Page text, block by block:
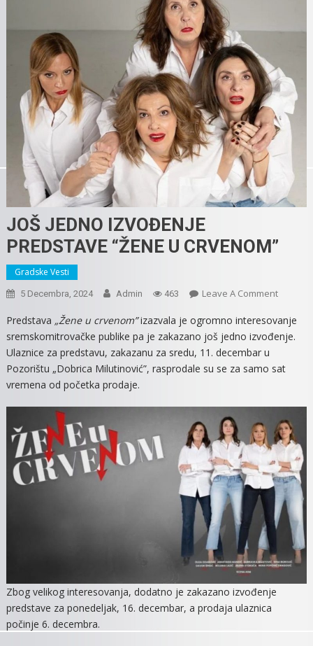
JOŠ JEDNO IZVOĐENJE
PREDSTAVE “ŽENE U CRVENOM”
Gradske Vesti
5 Decembra, 2024 Admin 463 Leave A CommentOn
JEDNO
“ŽENE
Predstava „Žene u crvenom”izazvala je ogromno interesovanje
sremskomitrovačke publike pa je zakazano još jedno izvođenje.
Ulaznice za predstavu, zakazanu za sredu, 11. decembar u
Pozorištu „Dobrica Milutinović”, rasprodale su se za samo sat
vremena od početka prodaje.
Zbog velikog interesovanja, dodatno je zakazano izvođenje
predstave za ponedeljak, 16. decembar, a prodaja ulaznica
počinje 6. decembra.